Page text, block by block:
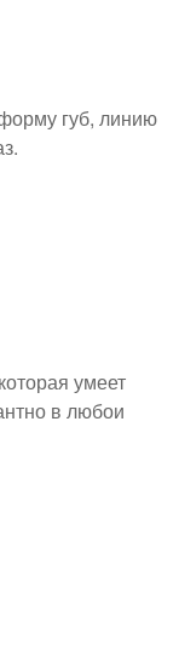
губ, линию
умеет
в любои